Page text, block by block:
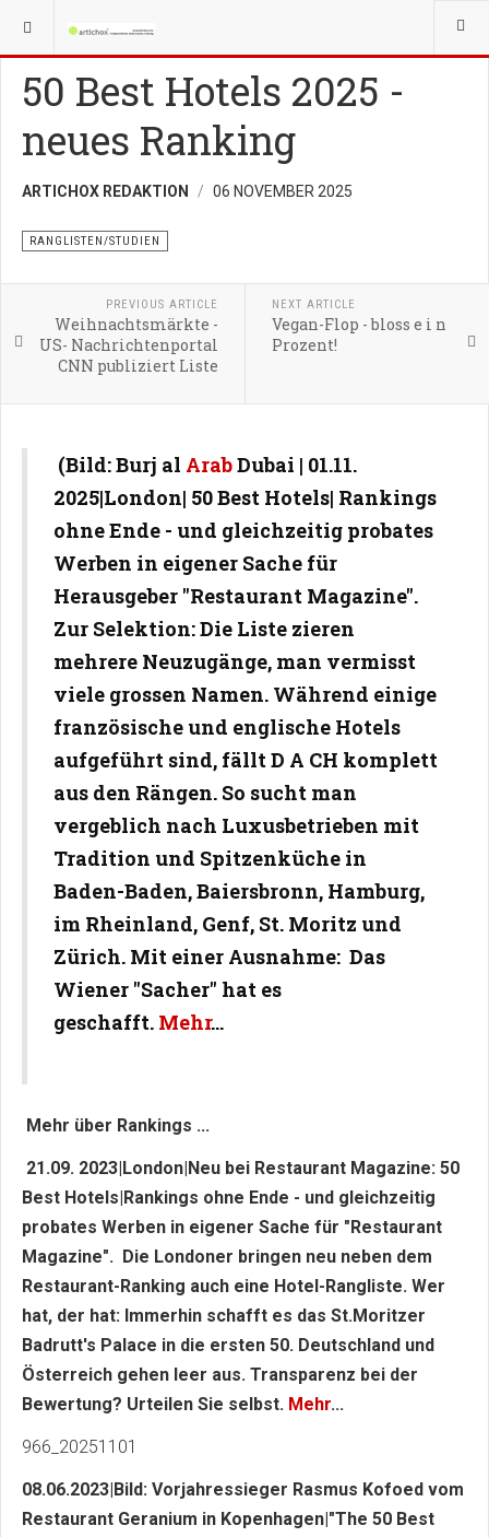
YOU ARE HERE:
50 Best Hotels 2025 -
neues Ranking
ARTICHOX REDAKTION 06 NOVEMBER 2025
RANGLISTEN/STUDIEN
PREVIOUS ARTICLE
Weihnachtsmärkte -
US- Nachrichtenportal
CNN publiziert Liste
NEXT ARTICLE
Vegan-Flop - bloss e i n
Prozent!
(Bild: Burj al ArabDubai | 01.11.
2025|London| 50 Best Hotels| Rankings
ohne Ende - und gleichzeitig probates
Werben in eigener Sache für
Herausgeber "Restaurant Magazine".
Zur Selektion: Die Liste zieren
mehrere Neuzugänge, man vermisst
viele grossen Namen. Während einige
französische und englische Hotels
aufgeführt sind, fällt D A CH komplett
aus den Rängen. So sucht man
vergeblich nach Luxusbetrieben mit
Tradition und Spitzenküche in
Baden-Baden, Baiersbronn, Hamburg,
im Rheinland, Genf, St. Moritz und
Zürich. Mit einer Ausnahme: Das
Wiener "Sacher" hat es
geschafft. Mehr...
Mehr über Rankings ...
21.09. 2023|London|Neu bei Restaurant Magazine: 50
Best Hotels|Rankings ohne Ende - und gleichzeitig
probates Werben in eigener Sache für "Restaurant
Magazine". Die Londoner bringen neu neben dem
Restaurant-Ranking auch eine Hotel-Rangliste. Wer
hat, der hat: Immerhin schafft es das St.Moritzer
Badrutt's Palace in die ersten 50. Deutschland und
Österreich gehen leer aus. Transparenz bei der
Bewertung? Urteilen Sie selbst. Mehr...
966_20251101
08.06.2023|Bild: Vorjahressieger Rasmus Kofoed vom
Restaurant Geranium in Kopenhagen|"The 50 Best